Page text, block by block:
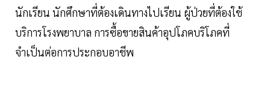
นักเรียน นักศึกษาที่ต้องเดินทางไปเรียน ผู้ป่วยที่ต้องใช้
บริการโรงพยาบาล การซื้อขายสินค้าอุปโภคบริโภคที่
จำเป็นต่อการประกอบอาชีพ